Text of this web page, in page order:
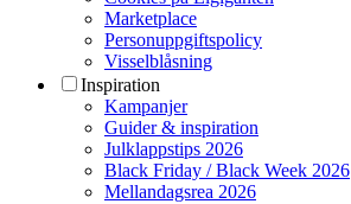
Marketplace
Personuppgiftspolicy
Visselblåsning
Inspiration
Kampanjer
Guider & inspiration
Julklappstips 2026
Black Friday / Black Week 2026
Mellandagsrea 2026